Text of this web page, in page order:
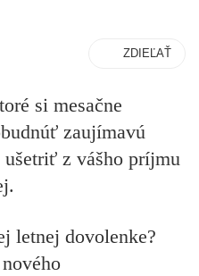
ZDIEĽAŤ
si mesačne
zaujímavú
z vášho príjmu
letnej dovolenke?